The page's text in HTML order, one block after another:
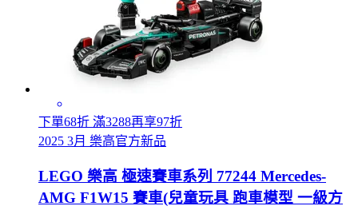
下單68折 滿3288再享97折
2025 3月 樂高官方新品
LEGO 樂高 極速賽車系列 77244 Mercedes-
AMG F1W15 賽車(兒童玩具 跑車模型 一級方